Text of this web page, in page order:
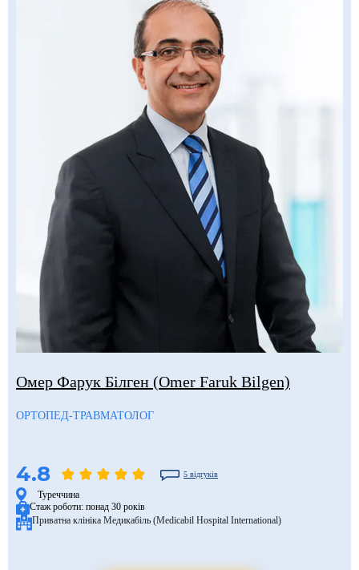
Омер Фарук Білген (Omer Faruk Bilgen)
ОРТОПЕД-ТРАВМАТОЛОГ
4.8 5 відгуків
Туреччина
Стаж роботи: понад 30 років
Приватна клініка Медикабіль (Medicabil Hospital International)